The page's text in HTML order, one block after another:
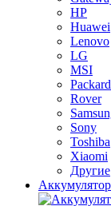
HP
Huawei
Lenovo
LG
MSI
Rover
Sony
Toshiba
Xiaomi
Другие